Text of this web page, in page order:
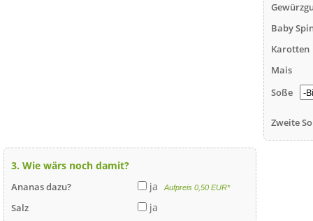
Baby
Karotten
Mais
Soße
Zweite
3. Wie wärs noch damit?
Ananas dazu? ja Aufpreis 0,50 EUR*
Salz ja